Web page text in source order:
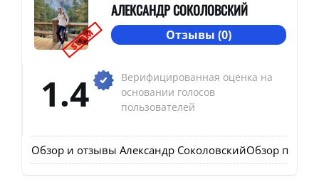
SCAM
АЛЕКСАНДР СОКОЛОВСКИЙ
Отзывы (0)
1.4
Верифицированная оценка на
основании голосов
пользователей
Обзор и отзывы Александр СоколовскийОбзор